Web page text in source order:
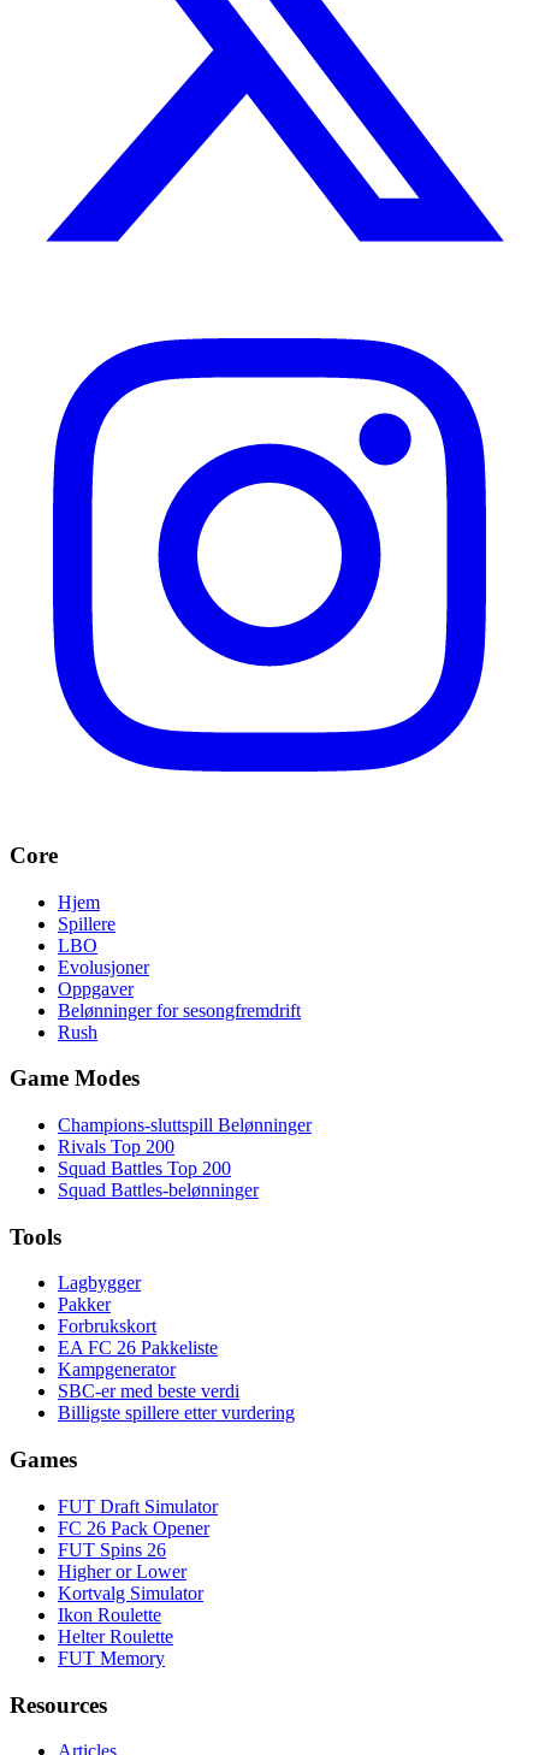
Core
Hjem
Spillere
LBO
Evolusjoner
Oppgaver
Belønninger for sesongfremdrift
Rush
Game Modes
Champions-sluttspill Belønninger
Rivals Top 200
Squad Battles Top 200
Squad Battles-belønninger
Tools
Lagbygger
Pakker
Forbrukskort
EA FC 26 Pakkeliste
Kampgenerator
SBC-er med beste verdi
Billigste spillere etter vurdering
Games
FUT Draft Simulator
FC 26 Pack Opener
FUT Spins 26
Higher or Lower
Kortvalg Simulator
Ikon Roulette
Helter Roulette
FUT Memory
Resources